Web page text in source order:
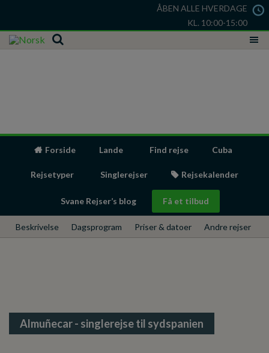
ÅBEN ALLE HVERDAGE
KL. 10:00-15:00
Forside Lande Find rejse Cuba
Rejsetyper Singlerejser Rejsekalender
Svane Rejser’s blog Få et tilbud
Beskrivelse Dagsprogram Priser & datoer Andre rejser
Almuñecar - singlerejse til sydspanien